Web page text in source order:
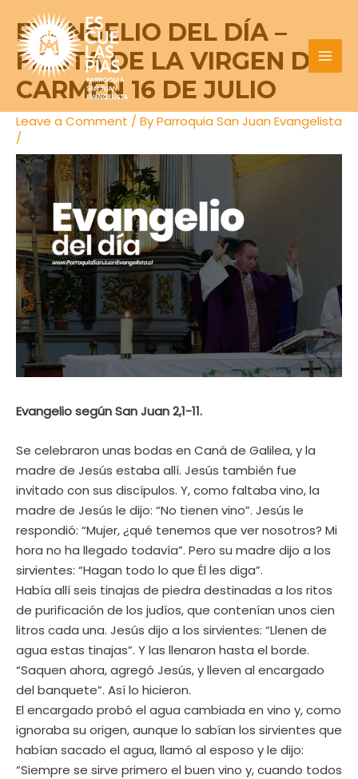
content
EVANGELIO DEL DÍA –
FIESTA DE LA VIRGEN DEL
CARMEN 16 DE JULIO
Leave a Comment / ByParroquia San Juan Evangelista
/
Evangelio según San Juan 2,1-11.
Se celebraron unas bodas en Caná de Galilea, y la
madre de Jesús estaba allí. Jesús también fue
invitado con sus discípulos. Y, como faltaba vino, la
madre de Jesús le dijo: “No tienen vino”. Jesús le
respondió: “Mujer, ¿qué tenemos que ver nosotros? Mi
hora no ha llegado todavía”. Pero su madre dijo a los
sirvientes: “Hagan todo lo que Él les diga”.
Había allí seis tinajas de piedra destinadas a los ritos
de purificación de los judíos, que contenían unos cien
litros cada una. Jesús dijo a los sirvientes: “Llenen de
agua estas tinajas”. Y las llenaron hasta el borde.
“Saquen ahora, agregó Jesús, y lleven al encargado
del banquete”. Así lo hicieron.
El encargado probó el agua cambiada en vino y, como
ignoraba su origen, aunque lo sabían los sirvientes que
habían sacado el agua, llamó al esposo y le dijo:
“Siempre se sirve primero el buen vino y, cuando todos
navigation